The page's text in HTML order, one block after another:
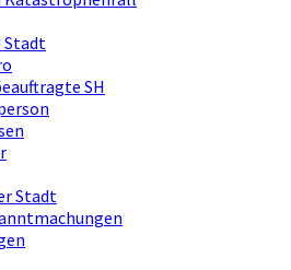
Stadt
SH
Stadt